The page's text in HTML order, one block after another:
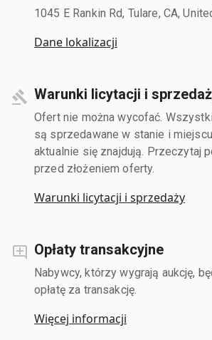
1045 E Rankin Rd, Tulare, CA,
Dane lokalizacji
Warunki licytacji i
Ofert nie można wycofać.
są sprzedawane w stanie i
aktualnie się znajdują. Przeczytaj
przed złożeniem oferty.
Warunki licytacji i sprzedaży
Opłaty transakcyjne
Nabywcy, którzy wygrają aukcję,
opłatę za transakcję.
Więcej informacji